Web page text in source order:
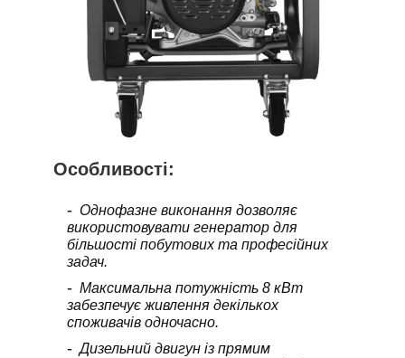
Особливості:
Однофазне виконання дозволяє
використовувати генератор для
більшості побутових та професійних
задач.
Максимальна потужність 8 кВт
забезпечує живлення декількох
споживачів одночасно.
Дизельний двигун із прямим